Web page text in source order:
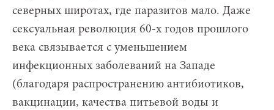
северных широтах, где паразитов мало. Даже
сексуальная революция 60-х годов прошлого
века связывается с уменьшением
инфекционных заболеваний на Западе
(благодаря распространению антибиотиков,
вакцинации, качества питьевой воды и